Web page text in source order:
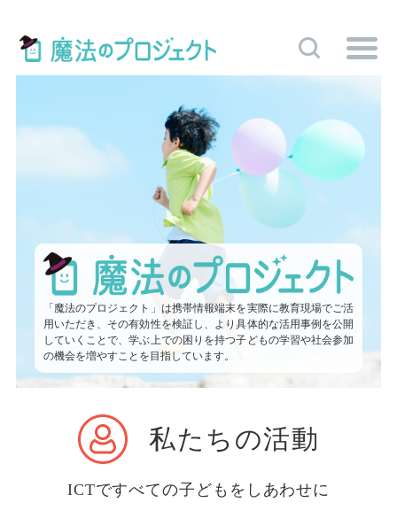
「魔法のプロジェクト」は携帯情報端末を実際に教育現場でご活
用いただき、その有効性を検証し、より具体的な活用事例を公開
していくことで、学ぶ上での困りを持つ子どもの学習や社会参加
の機会を増やすことを目指しています。
私たちの活動
ICTですべての子どもをしあわせに